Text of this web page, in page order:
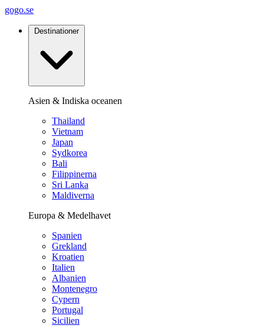
gogo.se
Destinationer
Asien & Indiska oceanen
Thailand
Vietnam
Japan
Sydkorea
Bali
Filippinerna
Sri Lanka
Maldiverna
Europa & Medelhavet
Spanien
Grekland
Kroatien
Italien
Albanien
Montenegro
Cypern
Portugal
Sicilien